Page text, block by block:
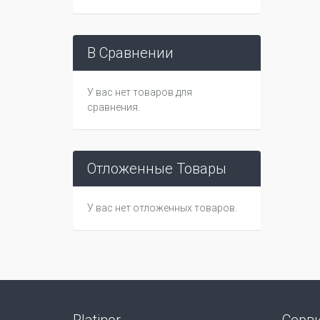
В Сравнении
У вас нет товаров для
сравнения.
Отложенные Товары
У вас нет отложенных товаров.